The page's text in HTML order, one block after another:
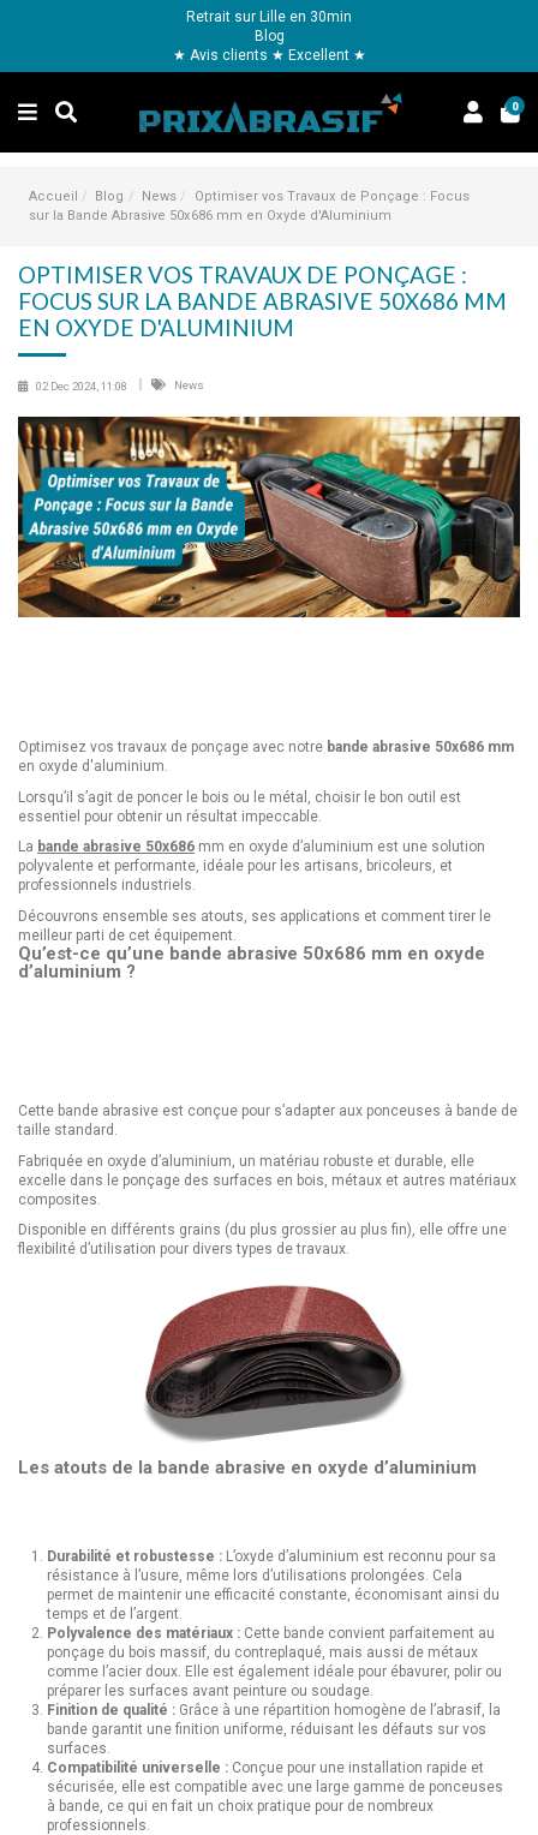
Retrait sur Lille en 30min
Blog
★ Avis clients ★ Excellent ★
0
Accueil Blog News
Optimiser vos Travaux de Ponçage : Focus
sur la Bande Abrasive 50x686 mm en Oxyde d'Aluminium
OPTIMISER VOS TRAVAUX DE PONÇAGE :
FOCUS SUR LA BANDE ABRASIVE 50X686 MM
EN OXYDE D'ALUMINIUM
02 Dec 2024, 11:08 News
Optimisez vos travaux de ponçage avec notre bande abrasive 50x686 mm
en oxyde d'aluminium.
Lorsqu’il s’agit de poncer le bois ou le métal, choisir le bon outil est
essentiel pour obtenir un résultat impeccable.
La bande abrasive 50x686 mm en oxyde d’aluminium est une solution
polyvalente et performante, idéale pour les artisans, bricoleurs, et
professionnels industriels.
Découvrons ensemble ses atouts, ses applications et comment tirer le
meilleur parti de cet équipement.
Qu’est-ce qu’une bande abrasive 50x686 mm en oxyde
d’aluminium ?
Cette bande abrasive est conçue pour s’adapter aux ponceuses à bande de
taille standard.
Fabriquée en oxyde d’aluminium, un matériau robuste et durable, elle
excelle dans le ponçage des surfaces en bois, métaux et autres matériaux
composites.
Disponible en différents grains (du plus grossier au plus fin), elle offre une
flexibilité d’utilisation pour divers types de travaux.
Les atouts de la bande abrasive en oxyde d’aluminium
Durabilité et robustesse : L’oxyde d’aluminium est reconnu pour sa
résistance à l’usure, même lors d’utilisations prolongées. Cela
permet de maintenir une efficacité constante, économisant ainsi du
temps et de l’argent.
Polyvalence des matériaux : Cette bande convient parfaitement au
ponçage du bois massif, du contreplaqué, mais aussi de métaux
comme l’acier doux. Elle est également idéale pour ébavurer, polir ou
préparer les surfaces avant peinture ou soudage.
Finition de qualité : Grâce à une répartition homogène de l’abrasif, la
bande garantit une finition uniforme, réduisant les défauts sur vos
surfaces.
Compatibilité universelle : Conçue pour une installation rapide et
sécurisée, elle est compatible avec une large gamme de ponceuses
à bande, ce qui en fait un choix pratique pour de nombreux
professionnels.